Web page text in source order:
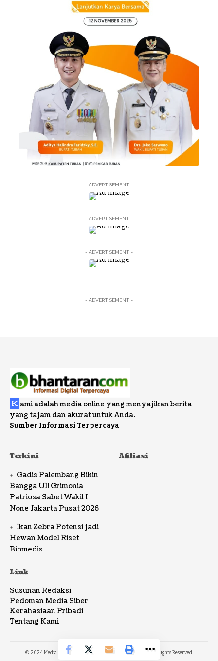
- ADVERTISEMENT -
- ADVERTISEMENT -
- ADVERTISEMENT -
- ADVERTISEMENT -
K ami adalah media online yang menyajikan berita
yang tajam dan akurat untuk Anda.
Sumber Informasi Terpercaya
Terkini
Gadis Palembang Bikin
Bangga UI! Grimonia
Patriosa Sabet Wakil I
None Jakarta Pusat 2026
Ikan Zebra Potensi jadi
Hewan Model Riset
Biomedis
Afiliasi
Link
Susunan Redaksi
Pedoman Media Siber
Kerahasiaan Pribadi
Tentang Kami
© 2024 Media Bhantara News Network. AWLabs Design. All Rights Reserved.